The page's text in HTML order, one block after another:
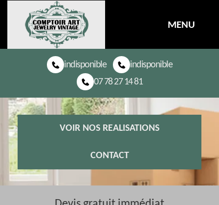
MENU
indisponible
indisponible
07 78 27 14 81
VOIR NOS REALISATIONS
CONTACT